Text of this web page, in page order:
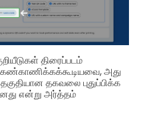
திரைப்படம்
கண்காணிக்கக்கூடியவை, அது
தகவலை புதுப்பிக்க
என்று அர்த்தம்